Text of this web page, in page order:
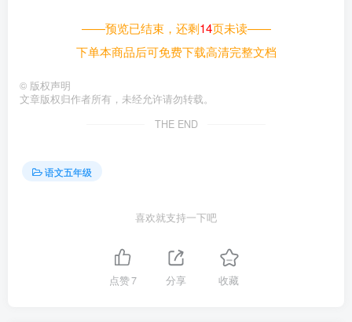
——预览已结束，还剩14页未读——
下单本商品后可免费下载高清完整文档
© 版权声明
文章版权归作者所有，未经允许请勿转载。
THE END
语文五年级
喜欢就支持一下吧
点赞7 分享 收藏